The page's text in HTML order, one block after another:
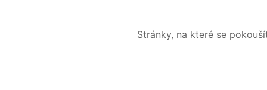
Stránky, na které se